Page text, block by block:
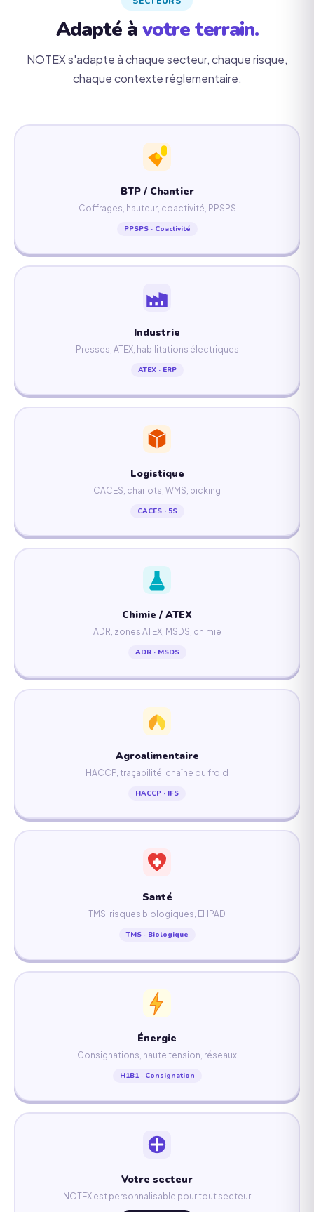
Adapté àvotre terrain.
NOTEX s'adapte à chaque secteur, chaque risque,
chaque contexte réglementaire.
BTP / Chantier
Coffrages, hauteur, coactivité, PPSPS
PPSPS · Coactivité
Industrie
Presses, ATEX, habilitations électriques
ATEX · ERP
Logistique
CACES, chariots, WMS, picking
CACES · 5S
Chimie / ATEX
ADR, zones ATEX, MSDS, chimie
ADR · MSDS
Agroalimentaire
HACCP, traçabilité, chaîne du froid
HACCP · IFS
Santé
TMS, risques biologiques, EHPAD
TMS · Biologique
Énergie
Consignations, haute tension, réseaux
H1B1 · Consignation
Votre secteur
NOTEX est personnalisable pour tout secteur